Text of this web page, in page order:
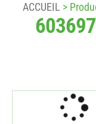
ACCUEIL >